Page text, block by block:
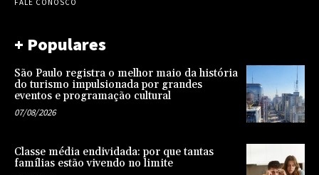
+ Populares
São Paulo registra o melhor maio da história
do turismo impulsionada por grandes
eventos e programação cultural
07/08/2026
Classe média endividada: por que tantas
famílias estão vivendo no limite